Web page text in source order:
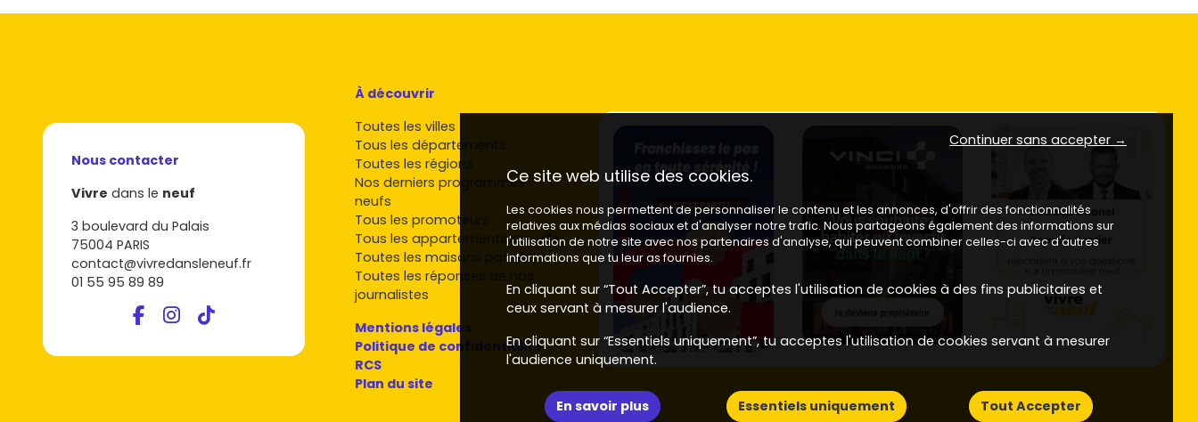
Nous contacter
Vivre dans le neuf
3 boulevard du Palais
75004 PARIS
contact@vivredansleneuf.fr
01 55 95 89 89
À découvrir
Toutes les villes
Tous les départements
Toutes les régions
Nos derniers programmes
neufs
Tous les promoteurs
Tous les appartements par ville
Toutes les maisons par ville
Toutes les réponses de nos
journalistes
Mentions légales
Politique de confidentialité
RCS
Plan du site
Continuer sans accepter →
Ce site web utilise des cookies.
Les cookies nous permettent de personnaliser le contenu et les annonces, d'offrir des fonctionnalités
relatives aux médias sociaux et d'analyser notre trafic. Nous partageons également des informations sur
l'utilisation de notre site avec nos partenaires d'analyse, qui peuvent combiner celles-ci avec d'autres
informations que tu leur as fournies.
En cliquant sur “Tout Accepter”, tu acceptes l'utilisation de cookies à des fins publicitaires et
ceux servant à mesurer l'audience.
En cliquant sur “Essentiels uniquement”, tu acceptes l'utilisation de cookies servant à mesurer
l'audience uniquement.
En savoir plus Essentiels uniquement Tout Accepter